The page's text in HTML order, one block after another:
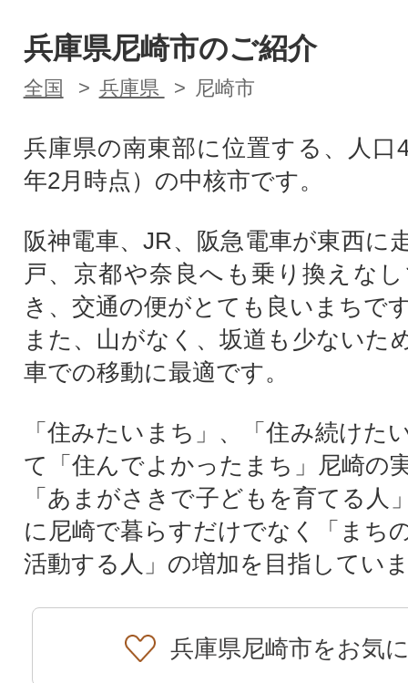
兵庫県尼崎市のご紹介
全国 兵庫県 尼崎市
兵庫県の南東部に位置する、人口
年2月時点）の中核市です。
阪神電車、JR、阪急電車が東西に
戸、京都や奈良へも乗り換えな
き、交通の便がとても良いまちで
また、山がなく、坂道も少ないた
車での移動に最適です。
「住みたいまち」、「住み続けた
て「住んでよかったまち」尼崎の
「あまがさきで子どもを育てる人
に尼崎で暮らすだけでなく「まち
活動する人」の増加を目指してい
兵庫県尼崎市をお気